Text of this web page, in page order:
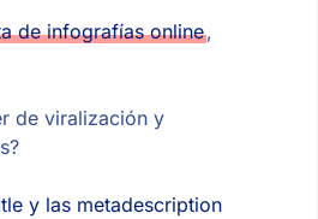
de infografías online,
de viralización y
y las metadescription